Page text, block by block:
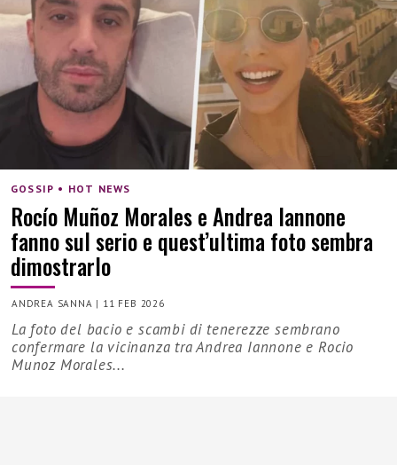
GOSSIP • HOT NEWS
Rocío Muñoz Morales e Andrea Iannone
fanno sul serio e quest’ultima foto sembra
dimostrarlo
ANDREA SANNA | 11 FEB 2026
La foto del bacio e scambi di tenerezze sembrano
confermare la vicinanza tra Andrea Iannone e Rocio
Munoz Morales...